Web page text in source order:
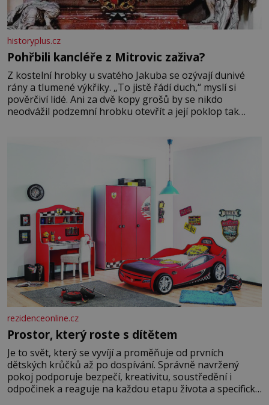
historyplus.cz
Pohřbili kancléře z Mitrovic zaživa?
Z kostelní hrobky u svatého Jakuba se ozývají dunivé
rány a tlumené výkřiky. „To jistě řádí duch,“ myslí si
pověrčiví lidé. Ani za dvě kopy grošů by se nikdo
neodvážil podzemní hrobku otevřít a její poklop tak
rezidenceonline.cz
Prostor, který roste s dítětem
Je to svět, který se vyvíjí a proměňuje od prvních
dětských krůčků až po dospívání. Správně navržený
pokoj podporuje bezpečí, kreativitu, soustředění i
odpočinek a reaguje na každou etapu života a specifické